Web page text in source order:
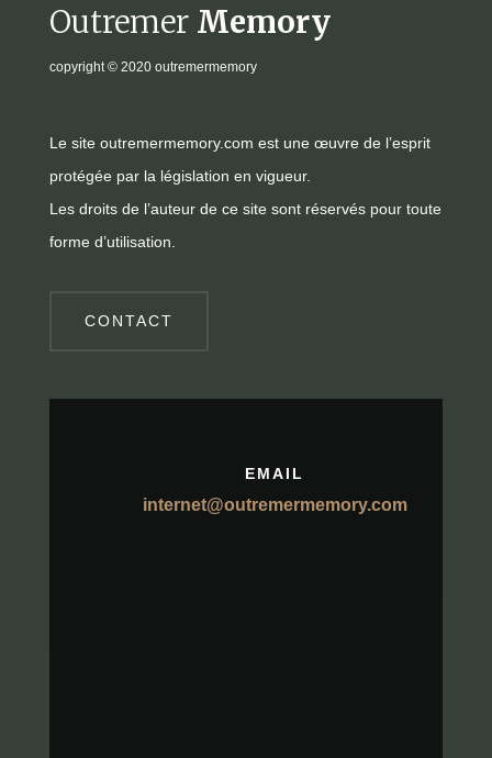
Outremer Memory
copyright© 2020 outremermemory
Le site outremermemory.com est une œuvre de l’esprit
protégée par la législation en vigueur.
Les droits de l’auteur de ce site sont réservés pour toute
forme d’utilisation.
CONTACT
EMAIL
internet@outremermemory.com